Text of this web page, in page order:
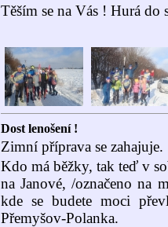
Těším se na Vás ! Hurá
Dost lenošení !
Zimní příprava se zahajuje.
Kdo má běžky, tak teď v
na Janové, /označeno na
kde se budete moci
Přemyšov-Polanka.